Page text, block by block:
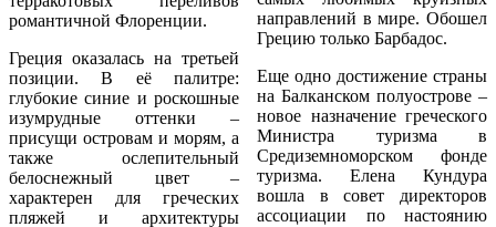
романтичной Флоренции.
Греция оказалась на третьей
позиции. В её палитре:
глубокие синие и роскошные
изумрудные оттенки –
присущи островам и морям, а
также ослепительный
белоснежный цвет –
характерен для греческих
пляжей и архитектуры
направлений в мире. Обошел
Грецию только Барбадос.
Еще одно достижение страны
на Балканском полуострове –
новое назначение греческого
Министра туризма в
Средиземноморском фонде
туризма. Елена Кундура
вошла в совет директоров
ассоциации по настоянию